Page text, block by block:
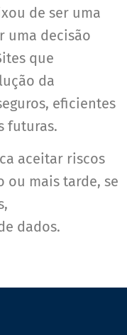
de ser uma
uma decisão
que
da
eficientes
futuras.
aceitar riscos
ou mais tarde, se
dados.